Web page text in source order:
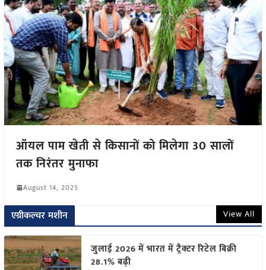
ऑयल पाम खेती से किसानों को मिलेगा 30 सालों
तक निरंतर मुनाफा
August 14, 2025
एग्रीकल्चर मशीन View All
जुलाई 2026 में भारत में ट्रैक्टर रिटेल बिक्री
28.1% बढ़ी